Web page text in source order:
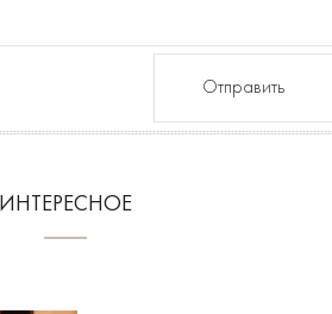
Отправить
ИНТЕРЕСНОЕ